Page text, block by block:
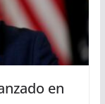
en